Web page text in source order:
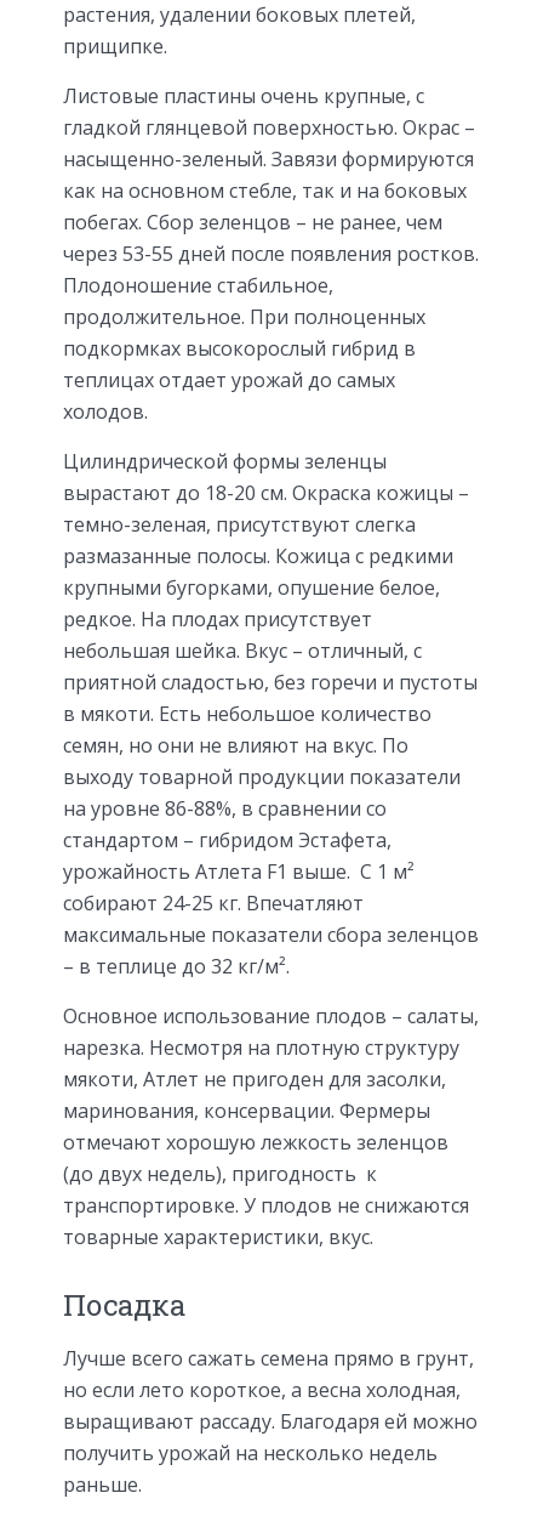
растения, удалении боковых плетей,
прищипке.
Листовые пластины очень крупные, с
гладкой глянцевой поверхностью. Окрас –
насыщенно-зеленый. Завязи формируются
как на основном стебле, так и на боковых
побегах. Сбор зеленцов – не ранее, чем
через 53-55 дней после появления ростков.
Плодоношение стабильное,
продолжительное. При полноценных
подкормках высокорослый гибрид в
теплицах отдает урожай до самых
холодов.
Цилиндрической формы зеленцы
вырастают до 18-20 см. Окраска кожицы –
темно-зеленая, присутствуют слегка
размазанные полосы. Кожица с редкими
крупными бугорками, опушение белое,
редкое. На плодах присутствует
небольшая шейка. Вкус – отличный, с
приятной сладостью, без горечи и пустоты
в мякоти. Есть небольшое количество
семян, но они не влияют на вкус. По
выходу товарной продукции показатели
на уровне 86-88%, в сравнении со
стандартом – гибридом Эстафета,
урожайность Атлета F1 выше. С 1 м²
собирают 24-25 кг. Впечатляют
максимальные показатели сбора зеленцов
– в теплице до 32 кг/м².
Основное использование плодов – салаты,
нарезка. Несмотря на плотную структуру
мякоти, Атлет не пригоден для засолки,
маринования, консервации. Фермеры
отмечают хорошую лежкость зеленцов
(до двух недель), пригодность к
транспортировке. У плодов не снижаются
товарные характеристики, вкус.
Посадка
Лучше всего сажать семена прямо в грунт,
но если лето короткое, а весна холодная,
выращивают рассаду. Благодаря ей можно
получить урожай на несколько недель
раньше.